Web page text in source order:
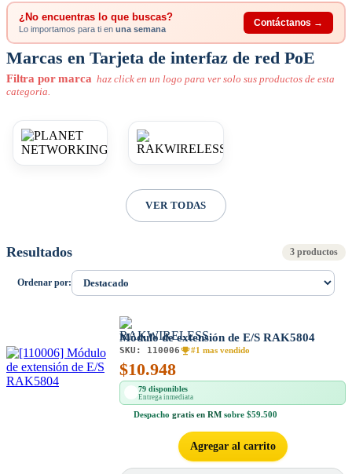
¿No encuentras lo que buscas?
Lo importamos para ti en una semana
Contáctanos →
Marcas en Tarjeta de interfaz de red PoE
Filtra por marca haz click en un logo para ver solo sus productos de esta
categoria.
VER TODAS
Resultados 3 productos
Ordenar por:
Módulo de extensión de E/S RAK5804
SKU: 110006 #1 mas vendido
$10.948
79 disponibles
Entrega inmediata
Despacho gratis en RM sobre $59.500
Agregar al carrito